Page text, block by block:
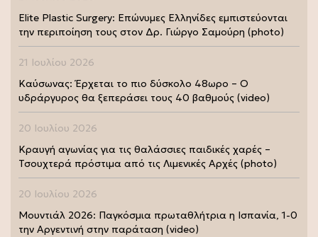
Elite Plastic Surgery: Επώνυμες Ελληνίδες εμπιστεύονται
την περιποίηση τους στον Δρ. Γιώργο Σαμούρη (photo)
21 Ιουλίου 2026
Καύσωνας: Έρχεται το πιο δύσκολο 48ωρο – Ο
υδράργυρος θα ξεπεράσει τους 40 βαθμούς (video)
20 Ιουλίου 2026
Κραυγή αγωνίας για τις θαλάσσιες παιδικές χαρές –
Τσουχτερά πρόστιμα από τις Λιμενικές Αρχές (photo)
20 Ιουλίου 2026
Μουντιάλ 2026: Παγκόσμια πρωταθλήτρια η Ισπανία, 1-0
την Αργεντινή στην παράταση (video)